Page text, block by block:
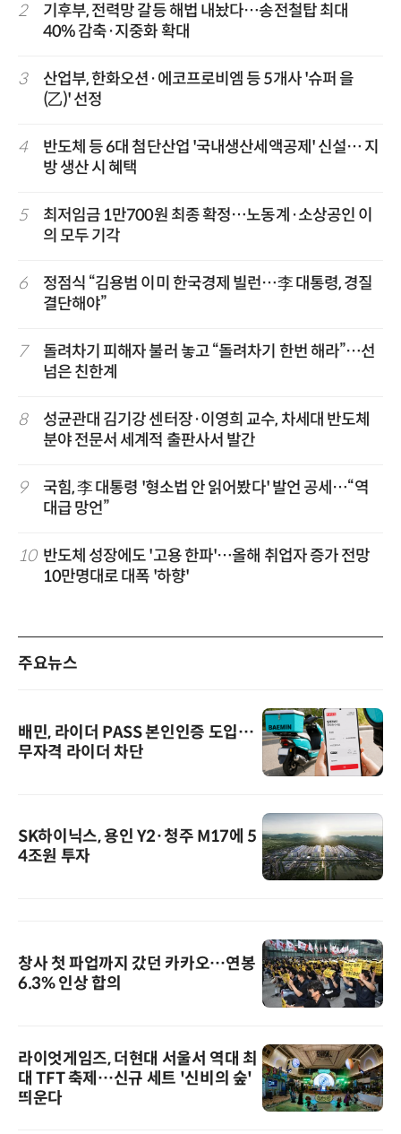
2
기후부, 전력망 갈등 해법 내놨다…송전철탑 최대
40% 감축·지중화 확대
3
산업부, 한화오션·에코프로비엠 등 5개사 '슈퍼 을
(乙)' 선정
4
반도체 등 6대 첨단산업 '국내생산세액공제' 신설… 지
방 생산 시 혜택
5
최저임금 1만700원 최종 확정…노동계·소상공인 이
의 모두 기각
6
정점식 “김용범 이미 한국경제 빌런…李 대통령, 경질
결단해야”
7
돌려차기 피해자 불러 놓고 “돌려차기 한번 해라”…선
넘은 친한계
8
성균관대 김기강 센터장·이영희 교수, 차세대 반도체
분야 전문서 세계적 출판사서 발간
9
국힘, 李 대통령 '형소법 안 읽어봤다' 발언 공세…“역
대급 망언”
10 반도체 성장에도 '고용 한파'…올해 취업자 증가 전망
10만명대로 대폭 '하향'
주요뉴스
배민, 라이더 PASS 본인인증 도입…
무자격 라이더 차단
SK하이닉스, 용인 Y2·청주 M17에 5
4조원 투자
창사 첫 파업까지 갔던 카카오…연봉
6.3% 인상 합의
라이엇게임즈, 더현대 서울서 역대 최
대 TFT 축제…신규 세트 '신비의 숲'
띄운다